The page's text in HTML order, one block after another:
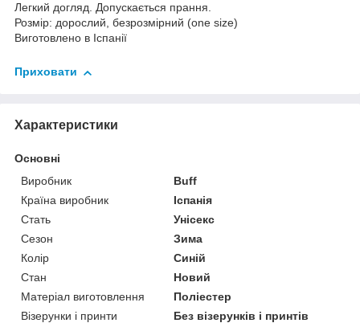
Легкий догляд. Допускається прання.
Розмір: дорослий, безрозмірний (one size)
Виготовлено в Іспанії
Приховати
Характеристики
Основні
Виробник
Buff
Країна виробник
Іспанія
Стать
Унісекс
Сезон
Зима
Колір
Синій
Стан
Новий
Матеріал виготовлення
Поліестер
Візерунки і принти
Без візерунків і принтів